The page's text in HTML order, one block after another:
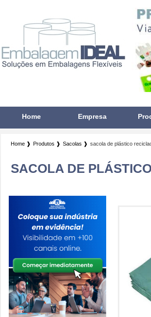
Home Empresa
Home ❱ Produtos ❱ Sacolas ❱ sacola de plástico
SACOLA DE